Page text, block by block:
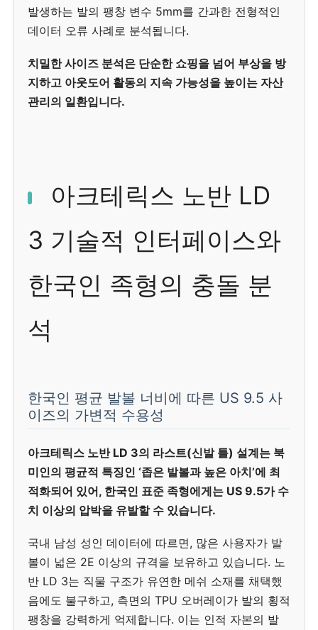
발생하는 발의 팽창 변수 5mm를 간과한 전형적인
데이터 오류 사례로 분석됩니다.
치밀한 사이즈 분석은 단순한 쇼핑을 넘어 부상을 방
지하고 아웃도어 활동의 지속 가능성을 높이는 자산
관리의 일환입니다.
아크테릭스 노반 LD
3 기술적 인터페이스와
한국인 족형의 충돌 분
석
한국인 평균 발볼 너비에 따른 US 9.5 사
이즈의 가변적 수용성
아크테릭스 노반 LD 3의 라스트(신발 틀) 설계는 북
미인의 평균적 특징인 ‘좁은 발볼과 높은 아치’에 최
적화되어 있어, 한국인 표준 족형에게는 US 9.5가 수
치 이상의 압박을 유발할 수 있습니다.
국내 남성 성인 데이터에 따르면, 많은 사용자가 발
볼이 넓은 2E 이상의 규격을 보유하고 있습니다. 노
반 LD 3는 직물 구조가 유연한 메쉬 소재를 채택했
음에도 불구하고, 측면의 TPU 오버레이가 발의 횡적
팽창을 강력하게 억제합니다. 이는 인적 자본의 발